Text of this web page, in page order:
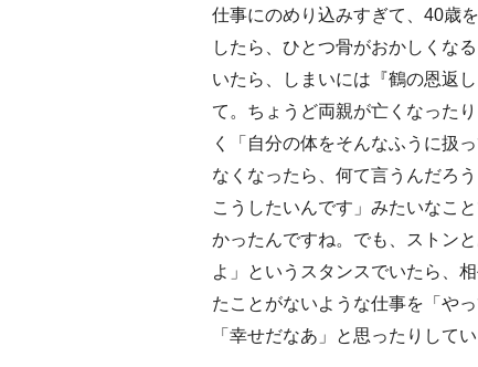
仕事にのめり込みすぎて、40歳
したら、ひとつ骨がおかしくな
いたら、しまいには『鶴の恩返
て。ちょうど両親が亡くなった
く「自分の体をそんなふうに扱
なくなったら、何て言うんだろ
こうしたいんです」みたいなこ
かったんですね。でも、ストン
よ」というスタンスでいたら、
たことがないような仕事を「や
「幸せだなあ」と思ったりしてい